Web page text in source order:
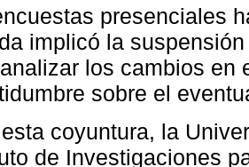
presenciales
implicó la
los cambios en
sobre el
coyuntura, la
de Investigaciones